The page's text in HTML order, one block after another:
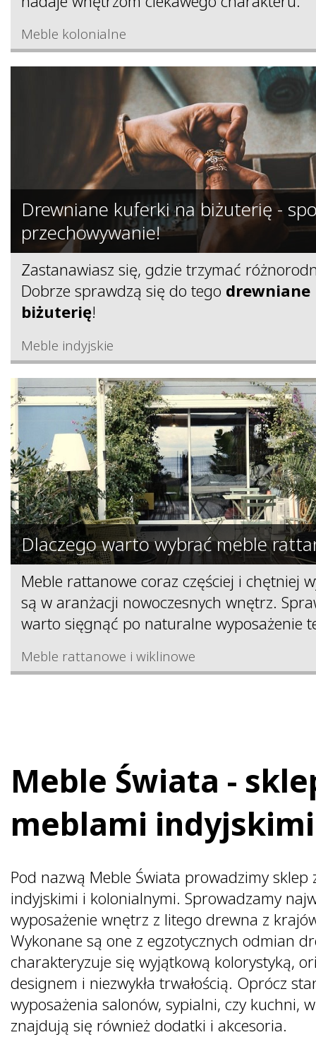
Meble kolonialne
Drewniane kuferki na biżuterię -
przechowywanie!
Zastanawiasz się, gdzie trzymać
Dobrze sprawdzą się do tego
biżuterię!
Meble indyjskie
Dlaczego warto wybrać meble
Meble rattanowe coraz częściej i chętniej
są w aranżacji nowoczesnych wnętrz.
warto sięgnąć po naturalne wyposażenie
Meble rattanowe i wiklinowe
Meble Świata -
meblami indyjskimi
Pod nazwą Meble Świata prowadzimysklep
indyjskimi i kolonialnymi. Sprowadzamy
wyposażenie wnętrz z litego drewna z
Wykonane są one z egzotycznych odmian
charakteryzuje się wyjątkową kolorystyką,
designem i niezwykła trwałością. Oprócz
wyposażenia salonów, sypialni, czy kuchni,
znajdują się również dodatki i akcesoria.